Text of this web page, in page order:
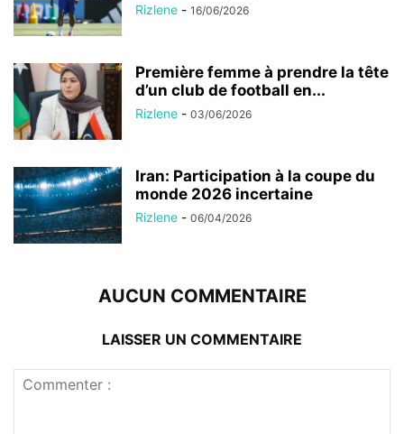
Rizlene - 16/06/2026
Première femme à prendre la tête
d’un club de football en...
Rizlene - 03/06/2026
Iran: Participation à la coupe du
monde 2026 incertaine
Rizlene - 06/04/2026
AUCUN COMMENTAIRE
LAISSER UN COMMENTAIRE